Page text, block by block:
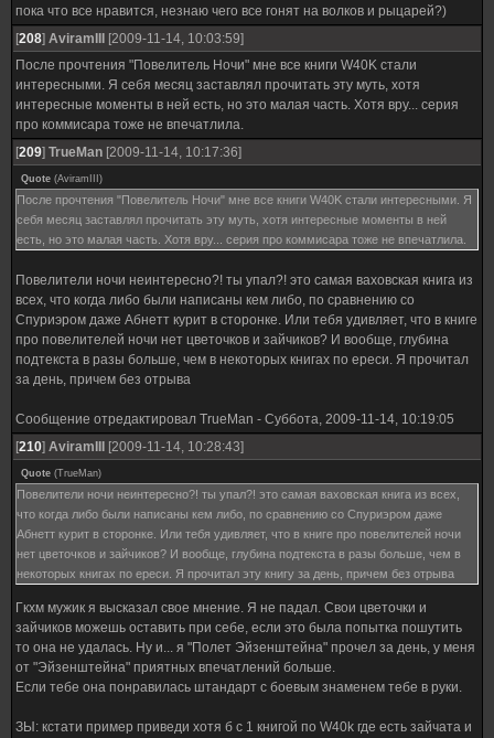
пока что все нравится, незнаю чего все гонят на волков и рыцарей?)
[208] AviramIII
[2009-11-14, 10:03:59]
После прочтения "Повелитель Ночи" мне все книги W40K стали
интересными. Я себя месяц заставлял прочитать эту муть, хотя
интересные моменты в ней есть, но это малая часть. Хотя вру... серия
про коммисара тоже не впечатлила.
[209] TrueMan [2009-11-14, 10:17:36]
Quote (AviramIII )
После прочтения "Повелитель Ночи" мне все книги W40K стали интересными. Я
себя месяц заставлял прочитать эту муть, хотя интересные моменты в ней
есть, но это малая часть. Хотя вру... серия про коммисара тоже не впечатлила.
Повелители ночи неинтересно?! ты упал?! это самая ваховская книга из
всех, что когда либо были написаны кем либо, по сравнению со
Спуриэром даже Абнетт курит в сторонке. Или тебя удивляет, что в книге
про повелителей ночи нет цветочков и зайчиков? И вообще, глубина
подтекста в разы больше, чем в некоторых книгах по ереси. Я прочитал
за день, причем без отрыва
Сообщение отредактировал TrueMan - Суббота, 2009-11-14, 10:19:05
[210] AviramIII [2009-11-14, 10:28:43]
Quote (TrueMan)
Повелители ночи неинтересно?! ты упал?! это самая ваховская книга из всех,
что когда либо были написаны кем либо, по сравнению со Спуриэром даже
Абнетт курит в сторонке. Или тебя удивляет, что в книге про повелителей ночи
нет цветочков и зайчиков? И вообще, глубина подтекста в разы больше, чем в
некоторых книгах по ереси. Я прочитал эту книгу за день, причем без отрыва
Гкхм мужик я высказал свое мнение. Я не падал. Свои цветочки и
зайчиков можешь оставить при себе, если это была попытка пошутить
то она не удалась. Ну и... я "Полет Эйзенштейна" прочел за день, у меня
от "Эйзенштейна" приятных впечатлений больше.
Если тебе она понравилась штандарт с боевым знаменем тебе в руки.
ЗЫ: кстати пример приведи хотя б с 1 книгой по W40k где есть зайчата и